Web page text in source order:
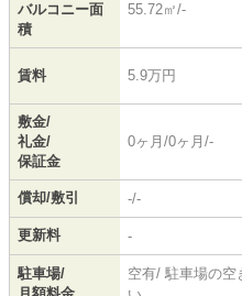
バルコニー面
積
55.72㎡/-
賃料 5.9万円
敷金/
礼金/
保証金
0ヶ月/0ヶ月/-
償却/敷引 -/-
更新料 -
駐車場/
空有/ 駐車場の空